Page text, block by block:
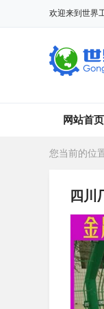
欢迎来到世界
网站首页
您当前的位
四川